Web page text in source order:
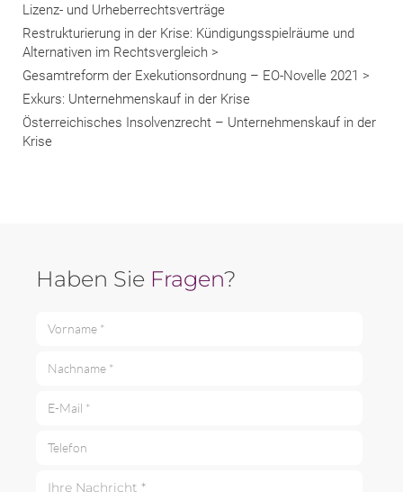
Lizenz- und Urheberrechtsverträge
Restrukturierung in der Krise: Kündigungsspielräume und
Alternativen im Rechtsvergleich >
Gesamtreform der Exekutionsordnung – EO-Novelle 2021 >
Exkurs: Unternehmenskauf in der Krise
Österreichisches Insolvenzrecht – Unternehmenskauf in der
Krise
Haben Sie Fragen?